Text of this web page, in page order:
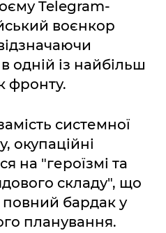
Telegram-
воєнкор
одній із найбільш
фронту.
системної
окупаційні
на "героїзмі та
складу", що
повний бардак у
планування.